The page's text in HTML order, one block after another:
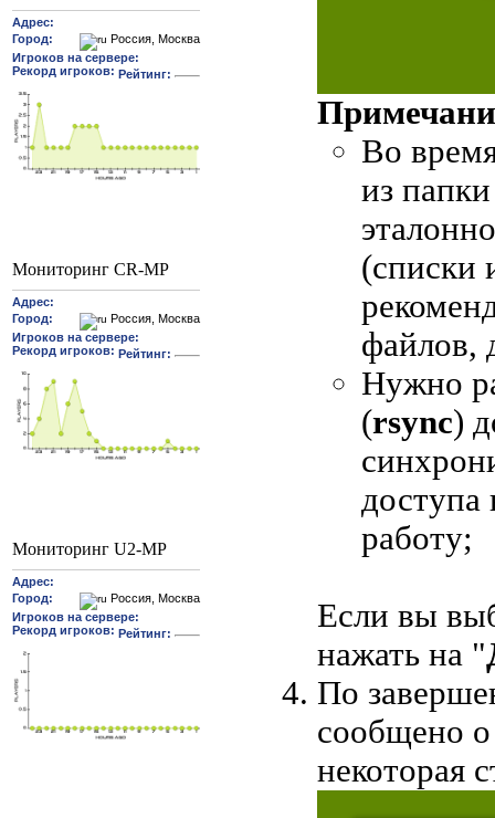
Мониторинг CR-MP
Мониторинг U2-MP
Во
из
(списки
файлов,
Нужно
(rsync)
работу;
Если вы
нажать на "
По
сообщено о
некоторая